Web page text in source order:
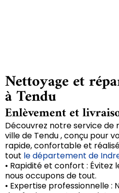
Nettoyage et
à Tendu
Enlèvement et
Découvrez notre service de
ville de Tendu , conçu pour
rapide, confortable et
tout le département de
• Rapidité et confort : Évitez
nous occupons de tout.
• Expertise professionnelle :